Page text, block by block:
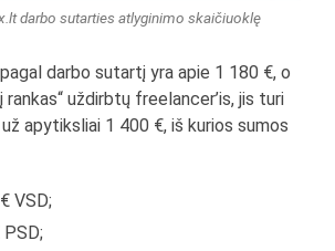
darbo sutarties atlyginimo skaičiuoklę
pagal darbo sutartį yra apie 1 180 €, o
rankas“ uždirbtų freelancer’is, jis turi
apytiksliai 1 400 €, iš kurios sumos
VSD;